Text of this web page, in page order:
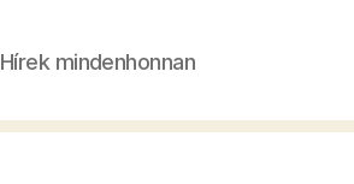
Hírek mindenhonnan